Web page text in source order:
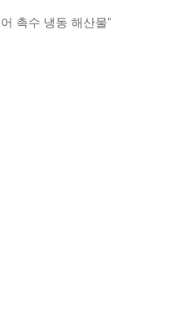
촉수 냉동 해산물"